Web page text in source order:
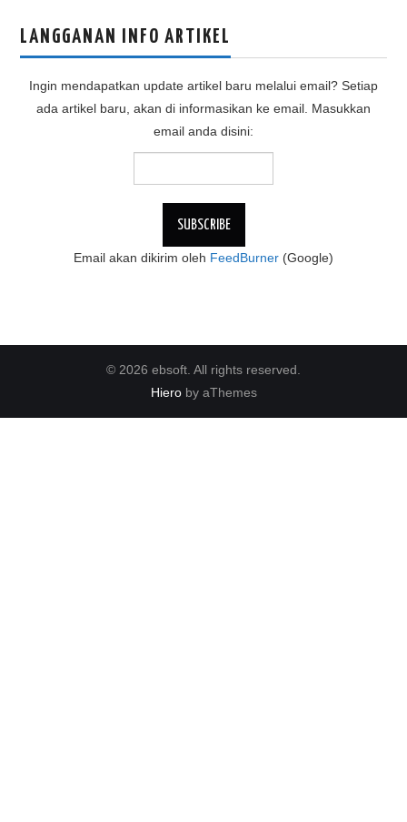
LANGGANAN INFO ARTIKEL
Ingin mendapatkan update artikel baru melalui email? Setiap
ada artikel baru, akan di informasikan ke email. Masukkan
email anda disini:
Email akan dikirim oleh FeedBurner (Google)
© 2026 ebsoft. All rights reserved.
Hieroby aThemes